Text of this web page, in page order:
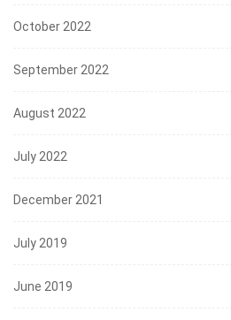
October 2022
September 2022
August 2022
July 2022
December 2021
July 2019
June 2019